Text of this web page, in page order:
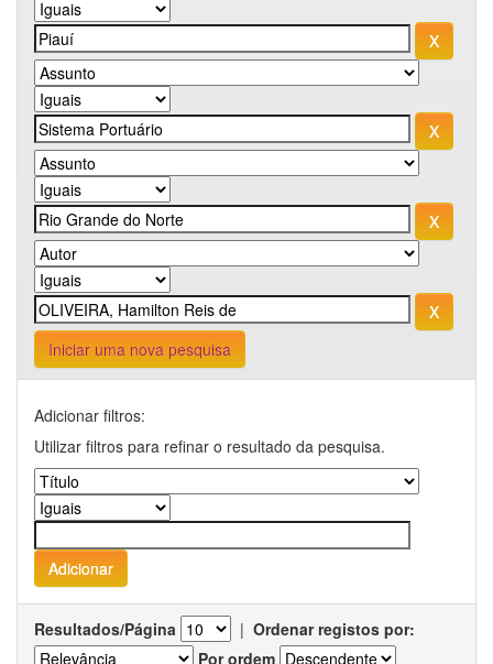
Iniciar uma nova pesquisa
Adicionar filtros:
Utilizar filtros para refinar o resultado da pesquisa.
Resultados/Página | Ordenar registos por:
Por ordem